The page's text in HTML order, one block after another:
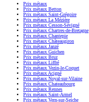
Prix métaux
Prix métaux Betton
Prix métaux Saint-Grégoire
Prix métaux La Mézière
Prix métaux Cesson-Sévigné
Prix métaux Chartres-de-Bretagne
Prix métaux Chantepie
Prix métaux Châteaugiron
Prix métaux Janzé
Prix métaux Guichen
Prix métaux Bruz
Prix métaux Liffré
Prix métaux Vezin-le-Coquet
Prix métaux Acigné
Prix métaux Noyal-sur-Vilaine
Prix métaux Chateaubourg
Prix métaux Rennes
Prix métaux Saint-Armel
Prix métaux Vern-sur-Seiche